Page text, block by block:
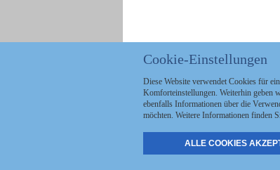
Politik
Stellenmarkt
Cookie-Einstellungen
Diese Website verwendet Cookies für
Komforteinstellungen. Weiterhin geben
ebenfalls Informationen über die
möchten. Weitere Informationen finden
ALLE COOKIES